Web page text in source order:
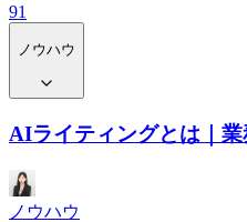
91
ノウハウ
AIライティングとは｜
ノウハウ